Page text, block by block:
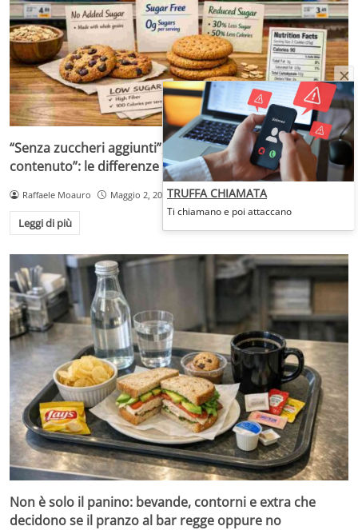
“Senza zuccheri aggiunti”, “senza zuccheri” o “a ridotto
contenuto”: le differenze che cambiano la scelta
Raffaele Moauro Maggio 2, 2026
Leggi di più
Non è solo il panino: bevande, contorni e extra che
decidono se il pranzo al bar regge oppure no
TRUFFA CHIAMATA
Ti chiamano e poi attaccano